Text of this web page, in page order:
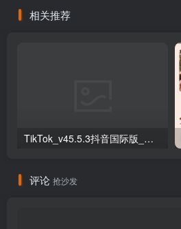
相关推荐
TikTok_v45.5.3抖音国际版_免拔卡解锁全球版
评论 抢沙发